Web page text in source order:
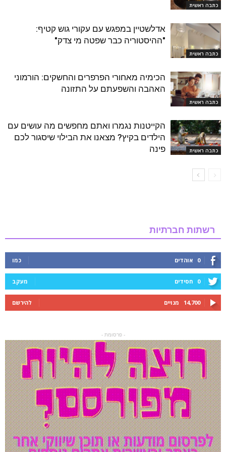
כתבה ראשית
כתבה ראשית
אדלשטיין במפגש עם עקורי גוש קטיף:
"ההיסטוריה כבר שפטה מי צדק"
כתבה ראשית
הכימיה מאחורי הפרפרים והחשקים: הורמוני
האהבה והשפעתם על התזונה
כתבה ראשית
הקייטנות נגמרו ואתם מחפשים מה עושים עם
הילדים בקיץ? מצאנו את הבילוי שיסגור לכם
פינה
רשתות חברתיות
0 אוהדים כמו
0 חסידים מעקב
14,700 מנויים להירשם
- פרסומת -